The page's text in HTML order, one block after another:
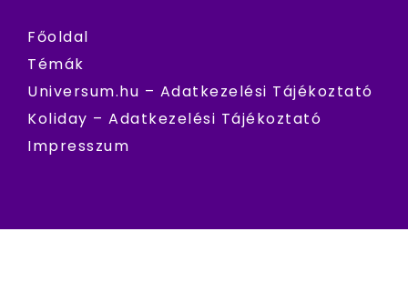
Főoldal
Témák
Universum.hu – Adatkezelési Tájékoztató
Koliday – Adatkezelési Tájékoztató
Impresszum